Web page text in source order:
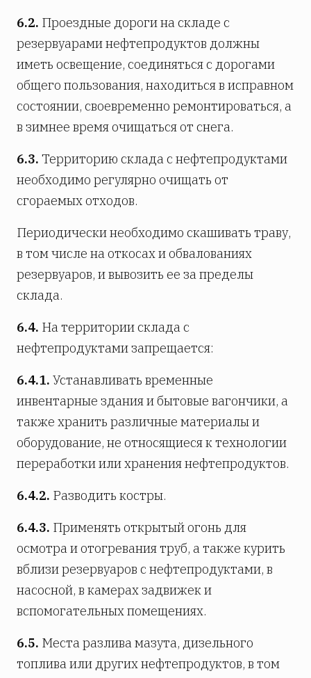
6.2. Проездные дороги на складе с
резервуарами нефтепродуктов должны
иметь освещение, соединяться с дорогами
общего пользования, находиться в исправном
состоянии, своевременно ремонтироваться, а
в зимнее время очищаться от снега.
6.3. Территорию склада с нефтепродуктами
необходимо регулярно очищать от
сгораемых отходов.
Периодически необходимо скашивать траву,
в том числе на откосах и обвалованиях
резервуаров, и вывозить ее за пределы
склада.
6.4. На территории склада с
нефтепродуктами запрещается:
6.4.1. Устанавливать временные
инвентарные здания и бытовые вагончики, а
также хранить различные материалы и
оборудование, не относящиеся к технологии
переработки или хранения нефтепродуктов.
6.4.2. Разводить костры.
6.4.3. Применять открытый огонь для
осмотра и отогревания труб, а также курить
вблизи резервуаров с нефтепродуктами, в
насосной, в камерах задвижек и
вспомогательных помещениях.
6.5. Места разлива мазута, дизельного
топлива или других нефтепродуктов, в том